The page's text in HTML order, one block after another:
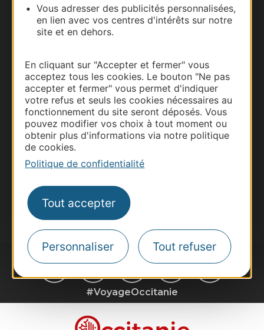
Vous adresser des publicités personnalisées,
en lien avec vos centres d'intérêts sur notre
site et en dehors.
En cliquant sur "Accepter et fermer" vous
acceptez tous les cookies. Le bouton "Ne pas
accepter et fermer" vous permet d'indiquer
votre refus et seuls les cookies nécessaires au
fonctionnement du site seront déposés. Vous
pouvez modifier vos choix à tout moment ou
obtenir plus d'informations via notre politique
de cookies.
Politique de confidentialité
Tout accepter
Personnaliser Tout refuser
Thermalisme
Business/Mice
Pros d'Occitanie
Site presse et d'influence
Voyagistes
Destination Sport
Inscrivez-vous à la lettre d'information
suggestions de séjours, de visites et de sorties.
Je m'abonne
#VoyageOccitanie